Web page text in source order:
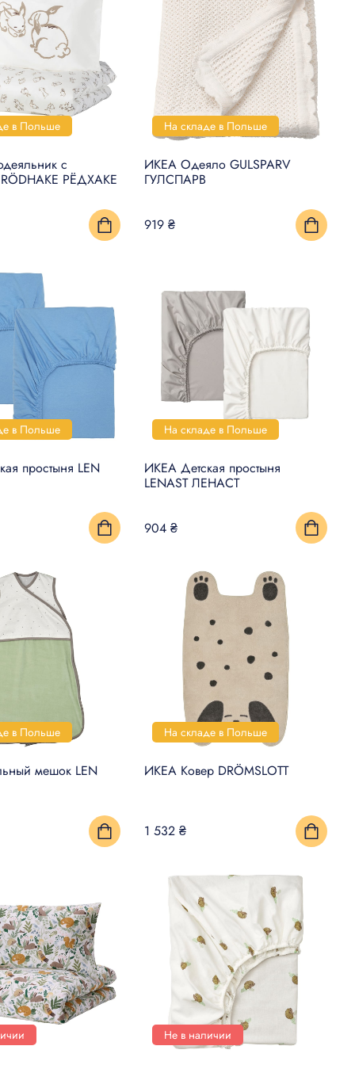
в Польше
с
РЁДХАКЕ
На складе в Польше
ИКЕА Одеяло GULSPARV
ГУЛСПАРВ
919 ₴
в Польше
простыня LEN
На складе в Польше
ИКЕА Детская простыня
LENAST ЛЕНАСТ
904 ₴
в Польше
мешок LEN
На складе в Польше
ИКЕА Ковер DRÖMSLOTT
1 532 ₴
Не в наличии